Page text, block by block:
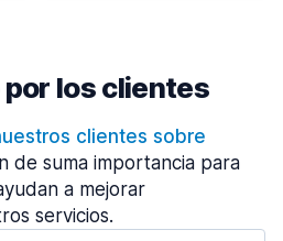
los clientes
clientes sobre
de suma importancia para
a mejorar
servicios.